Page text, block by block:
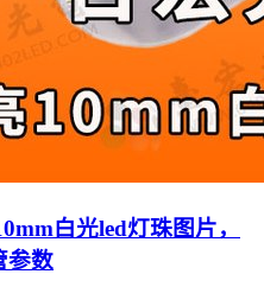
白光led灯珠图片，
参数